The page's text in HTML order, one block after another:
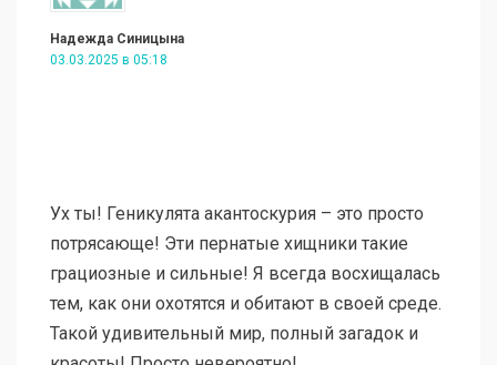
Надежда Синицына
03.03.2025 в 05:18
Ух ты! Геникулята акантоскурия – это просто
потрясающе! Эти пернатые хищники такие
грациозные и сильные! Я всегда восхищалась
тем, как они охотятся и обитают в своей среде.
Такой удивительный мир, полный загадок и